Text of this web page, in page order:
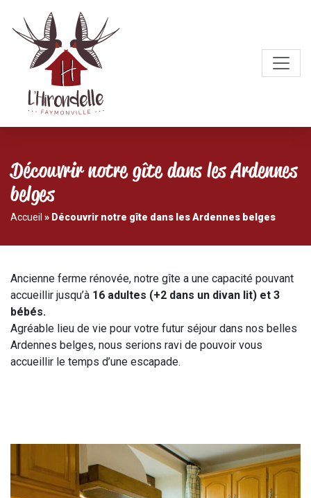
Découvrir notre gîte dans les Ardennes
belges
Accueil » Découvrir notre gîte dans les Ardennes belges
Ancienne ferme rénovée, notre gîte a une capacité pouvant
accueillir jusqu’à 16 adultes (+2 dans un divan lit) et 3
bébés.
Agréable lieu de vie pour votre futur séjour dans nos belles
Ardennes belges, nous serions ravi de pouvoir vous
accueillir le temps d’une escapade.